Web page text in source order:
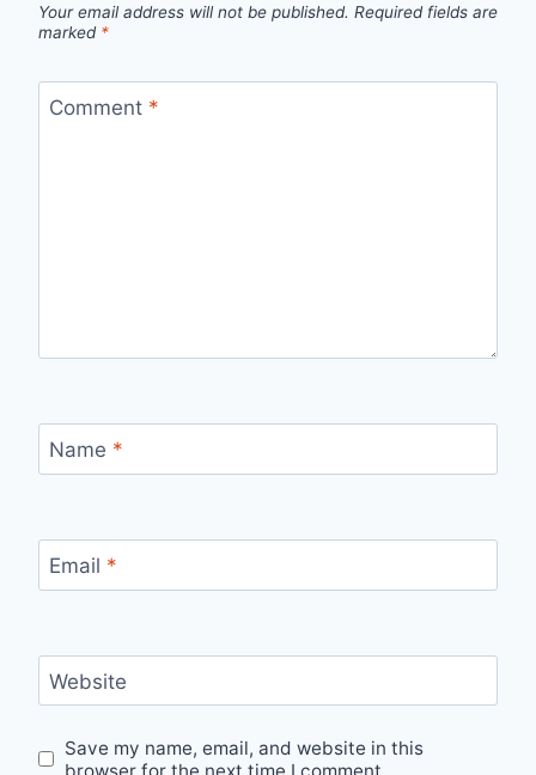
Your email address will not be published. Required fields are
marked *
Comment *
Name *
Email *
Website
Save my name, email, and website in this